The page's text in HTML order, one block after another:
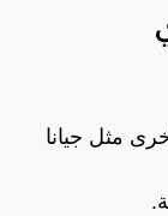
مثل جيانا